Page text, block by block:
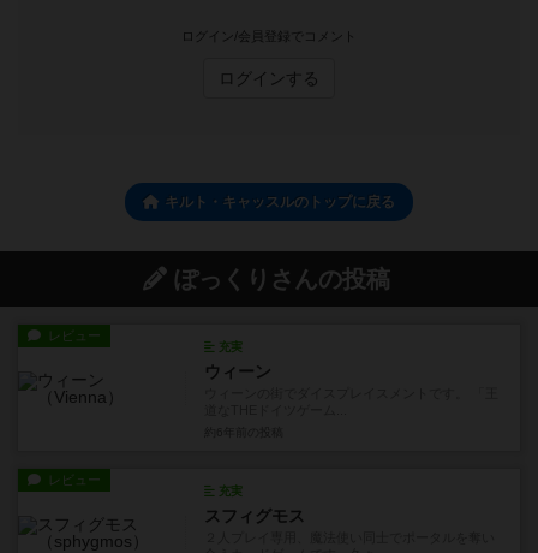
ログイン/会員登録でコメント
ログインする
キルト・キャッスルのトップに戻る
ぽっくりさんの投稿
レビュー
充実
ウィーン
レビュー
充実
スフィグモス